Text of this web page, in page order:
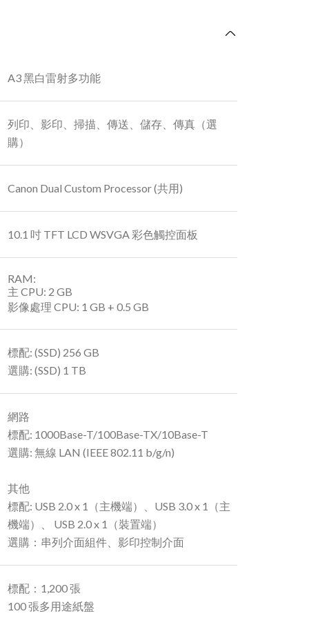
A3 黑白雷射多功能
列印、影印、掃描、傳送、儲存、傳真（選
購）
Canon Dual Custom Processor (共用)
10.1 吋 TFT LCD WSVGA 彩色觸控面板
RAM:
主 CPU: 2 GB
影像處理 CPU: 1 GB + 0.5 GB
標配: (SSD) 256 GB
選購: (SSD) 1 TB
網路
標配: 1000Base-T/100Base-TX/10Base-T
選購: 無線 LAN (IEEE 802.11 b/g/n)
其他
標配: USB 2.0 x 1（主機端）、USB 3.0 x 1（主
機端）、 USB 2.0 x 1（裝置端）
選購：串列介面組件、影印控制介面
標配：1,200 張
100 張多用途紙盤